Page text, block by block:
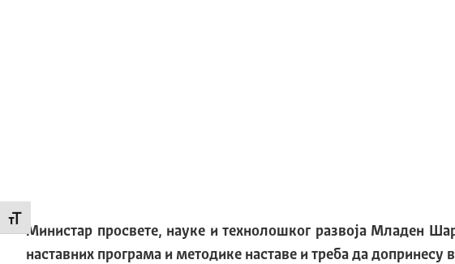
Промени величину слова
Министар просвете, науке и технолошког развоја Младен
наставних програма и методике наставе и треба да